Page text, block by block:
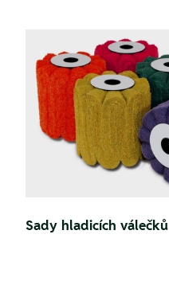
Sady hladicích válečků